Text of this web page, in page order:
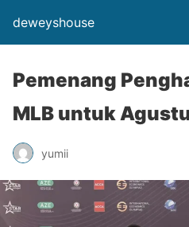
deweyshouse
Pemenang
MLB untuk
yumii